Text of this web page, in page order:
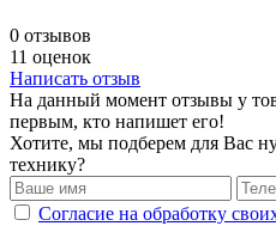
0 отзывов
11 оценок
Написать отзыв
На данный момент отзывы у
первым, кто напишет его!
Хотите, мы подберем для Вас
технику?
Согласие на обработку